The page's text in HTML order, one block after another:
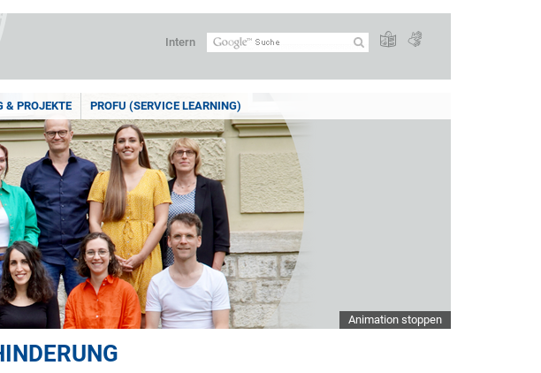
Intern
& PROJEKTE PROFU (SERVICE LEARNING)
Animation stoppen